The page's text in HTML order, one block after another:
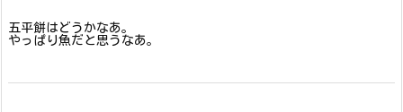
五平餅はどうかなあ。
やっぱり魚だと思うなあ。